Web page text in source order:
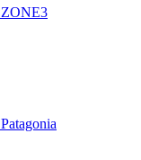
ZONE3
Patagonia